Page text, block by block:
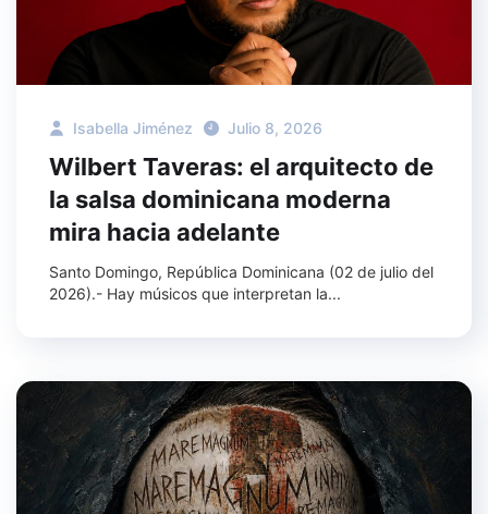
Isabella Jiménez Julio 8, 2026
Wilbert Taveras: el arquitecto de
la salsa dominicana moderna
mira hacia adelante
Santo Domingo, República Dominicana (02 de julio del
2026).- Hay músicos que interpretan la...